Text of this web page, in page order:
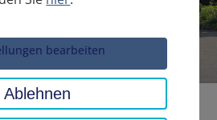
Landkreis
Aktuelles
bearbeiten
Ablehnen